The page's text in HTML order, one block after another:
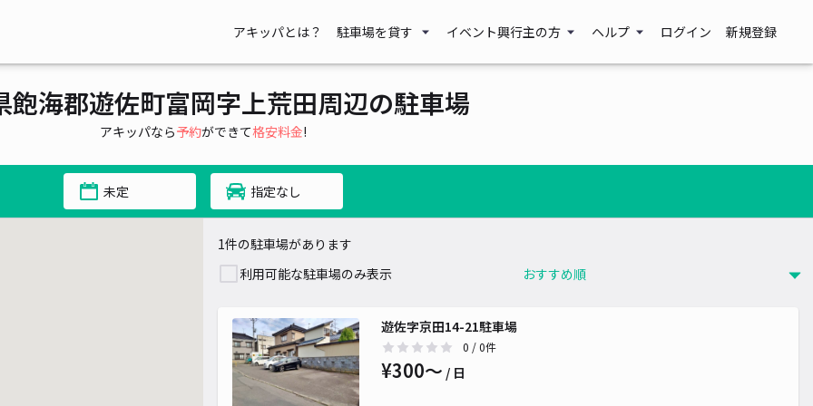
アキッパとは？ 駐車場を貸す イベント興行主の方 ヘルプ ログイン 新規登録
飽海郡遊佐町富岡字上荒田周辺の駐車場
アキッパなら予約ができて格安料金!
未定 指定なし
1件の駐車場があります
利用可能な駐車場のみ表示
遊佐字京田14-21駐車場
0 / 0件
¥300〜 / 日